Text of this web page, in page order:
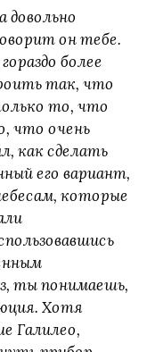
довольно
он тебе.
более
так, что
то, что
что очень
как сделать
его вариант,
которые
ты понимаешь,
Хотя
Галилео,